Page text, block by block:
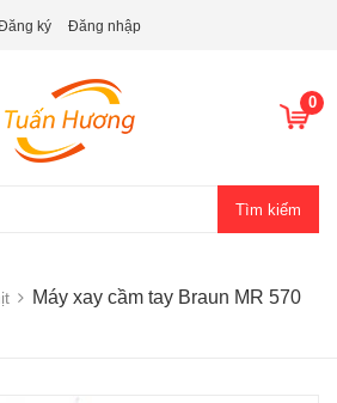
ký Đăng nhập
0
Tìm kiếm
Máy xay cầm tay Braun MR 570